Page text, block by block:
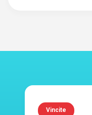
Vincite